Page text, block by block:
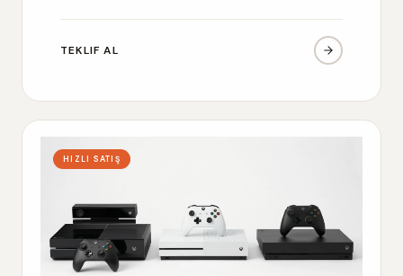
TEKLIF AL
HIZLI SATIŞ